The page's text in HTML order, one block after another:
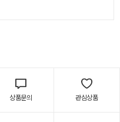
상품문의 관심상품